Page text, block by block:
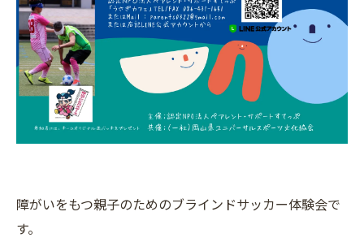
障がいをもつ親子のためのブラインドサッカー体験会で
す。